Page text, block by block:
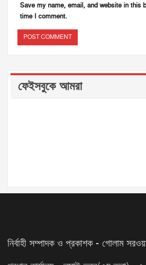
Save my name, email, and website in this
time I comment.
ফেইসবুকে আমরা
নির্বাহী সম্পাদক ও প্রকাশক - গোলাম